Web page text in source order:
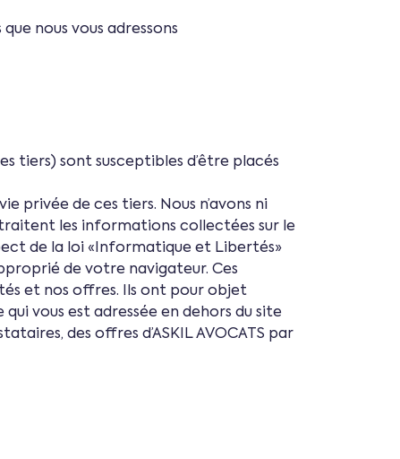
nous vous adressons
tiers) sont susceptibles d’être placés
privée de ces tiers. Nous n’avons ni
les informations collectées sur le
de la loi «Informatique et Libertés»
de votre navigateur. Ces
et nos offres. Ils ont pour objet
vous est adressée en dehors du site
des offres d’ASKIL AVOCATS par